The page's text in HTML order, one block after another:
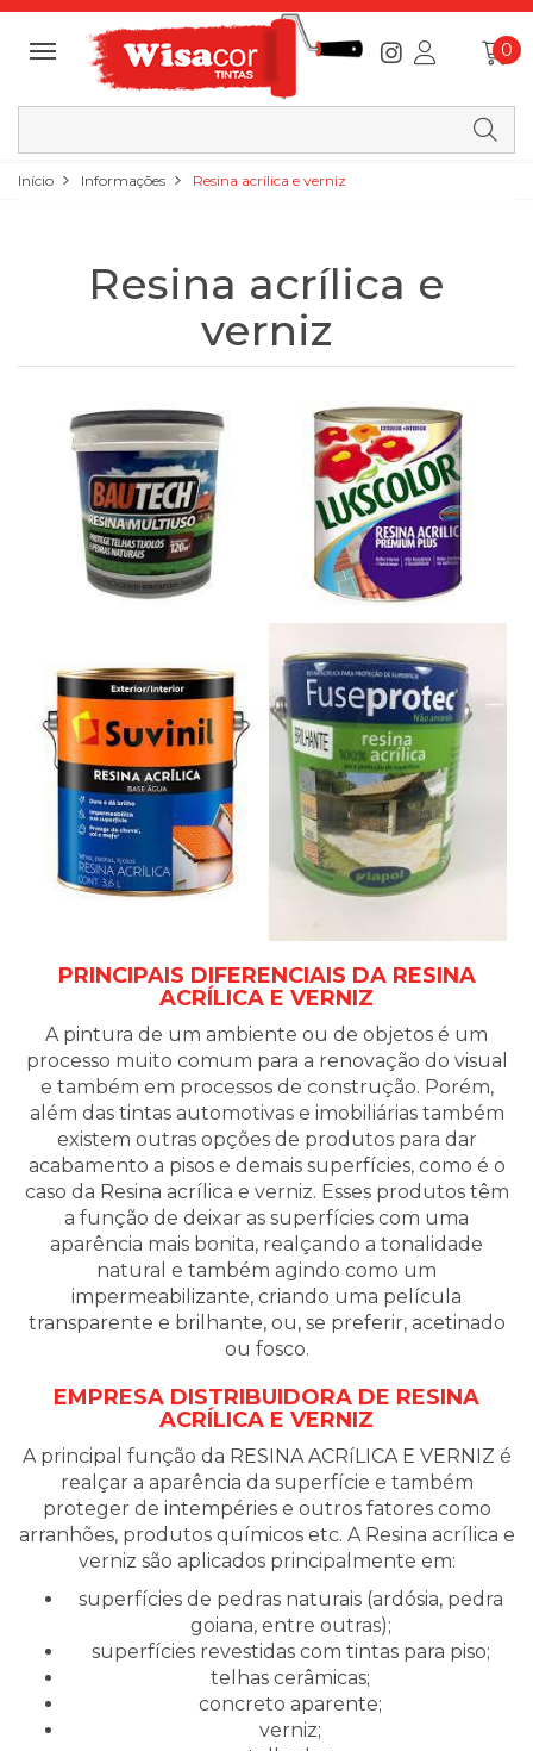
0
Início Informações Resina acrílica e verniz
Resina acrílica e
verniz
PRINCIPAIS DIFERENCIAIS DA RESINA
ACRÍLICA E VERNIZ
A pintura de um ambiente ou de objetos é um
processo muito comum para a renovação do visual
e também em processos de construção. Porém,
além das tintas automotivas e imobiliárias também
existem outras opções de produtos para dar
acabamento a pisos e demais superfícies, como é o
caso da Resina acrílica e verniz. Esses produtos têm
a função de deixar as superfícies com uma
aparência mais bonita, realçando a tonalidade
natural e também agindo como um
impermeabilizante, criando uma película
transparente e brilhante, ou, se preferir, acetinado
ou fosco.
EMPRESA DISTRIBUIDORA DE RESINA
ACRÍLICA E VERNIZ
A principal função da RESINA ACRíLICA E VERNIZ é
realçar a aparência da superfície e também
proteger de intempéries e outros fatores como
arranhões, produtos químicos etc. A Resina acrílica e
verniz são aplicados principalmente em:
superfícies de pedras naturais (ardósia, pedra
goiana, entre outras);
superfícies revestidas com tintas para piso;
telhas cerâmicas;
concreto aparente;
verniz;